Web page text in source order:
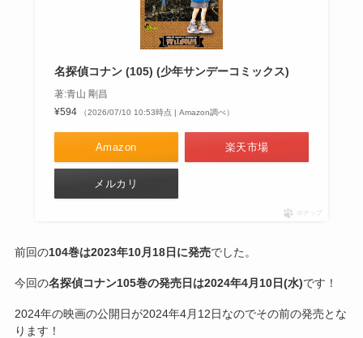
名探偵コナン (105) (少年サンデーコミックス)
著:青山 剛昌
¥594
（2026/07/10 10:53時点 | Amazon調べ）
Amazon 楽天市場
メルカリ
ポチップ
前回の104巻は2023年10月18日に発売でした。
今回の名探偵コナン105巻の発売日は2024年4月10日(水)です！
2024年の映画の公開日が2024年4月12日なのでその前の発売とな
ります！